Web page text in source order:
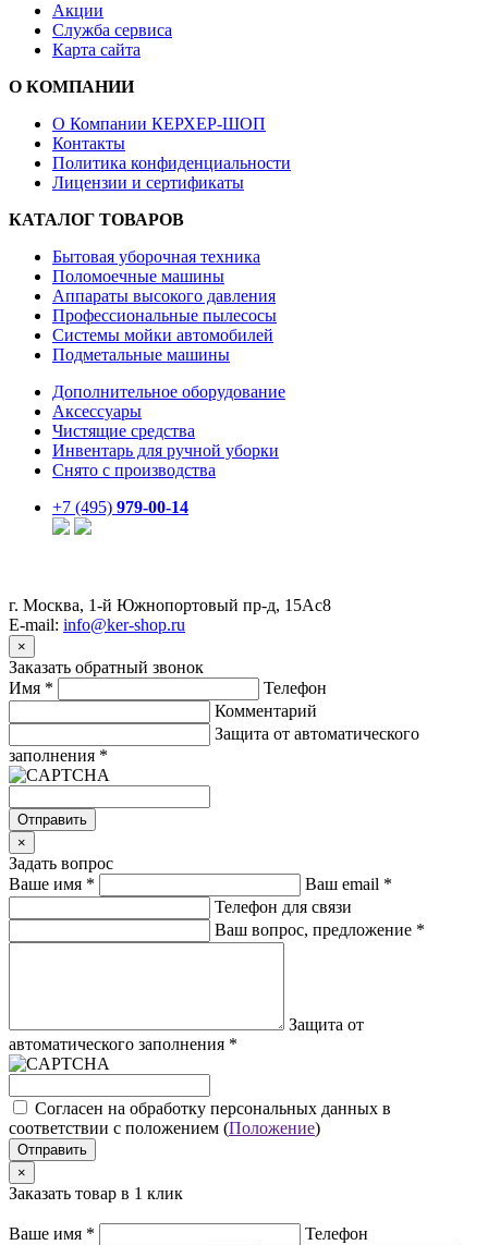
Акции
Служба сервиса
Карта сайта
О КОМПАНИИ
О Компании КЕРХЕР-ШОП
Контакты
Политика конфиденциальности
Лицензии и сертификаты
КАТАЛОГ ТОВАРОВ
Бытовая уборочная техника
Поломоечные машины
Аппараты высокого давления
Профессиональные пылесосы
Системы мойки автомобилей
Подметальные машины
Дополнительное оборудование
Аксессуары
Чистящие средства
Инвентарь для ручной уборки
Снято с производства
+7 (495) 979-00-14
г. Москва, 1-й Южнопортовый пр-д, 15Ас8
E-mail: info@ker-shop.ru
×
Заказать обратный звонок
Имя *
Телефон
Комментарий
Защита от автоматического
заполнения *
Отправить
×
Задать вопрос
Ваше имя * Ваш email *
Телефон для связи
Ваш вопрос, предложение *
Защита от
автоматического заполнения *
Cогласен на обработку персональных данных в
соответствии с положением (Положение)
Отправить
×
Заказать товар в 1 клик
Ваше имя *
Телефон